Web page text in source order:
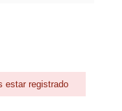
estar registrado